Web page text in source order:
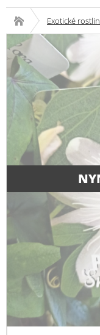
Exotické